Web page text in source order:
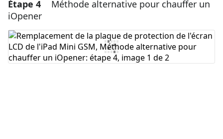
Ajouter un commentaire
Ajouter un commentaire
Étape 4
Méthode alternative pour chauffer un
iOpener